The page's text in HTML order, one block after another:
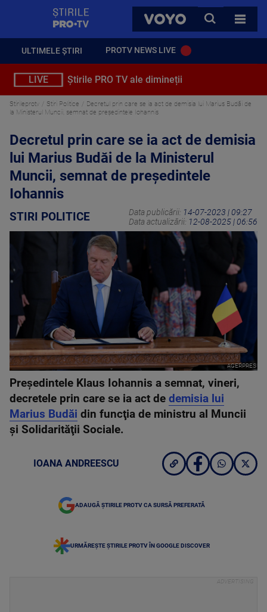
VOYO
CAUTA
TOATE
ULTIMELE ȘTIRI PROTV NEWS LIVE
LIVE Știrile PRO TV ale dimineții
Stirileprotv Stiri Politice
Decretul prin care se ia act de demisia lui Marius Budăi de
la Ministerul Muncii, semnat de preşedintele Iohannis
Decretul prin care se ia act de demisia
lui Marius Budăi de la Ministerul
Muncii, semnat de preşedintele
Iohannis
STIRI POLITICE Data publicării: 14-07-2023 | 09:27
Data actualizării: 12-08-2025 | 06:56
AGERPRES
Preşedintele Klaus Iohannis a semnat, vineri,
decretele prin care se ia act de demisia lui
Marius Budăi din funcţia de ministru al Muncii
şi Solidarităţii Sociale.
IOANA ANDREESCU
ADAUGĂ ȘTIRILE PROTV CA SURSĂ PREFERATĂ
URMĂREȘTE ȘTIRILE PROTV ÎN GOOGLE DISCOVER